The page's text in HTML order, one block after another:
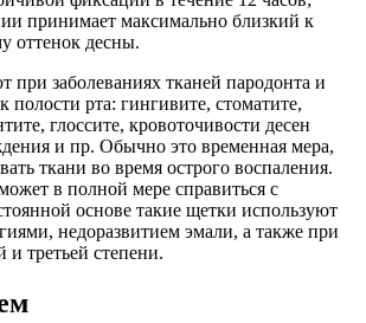
принимает максимально близкий к
оттенок десны.
при заболеваниях тканей пародонта и
полости рта: гингивите, стоматите,
глоссите, кровоточивости десен
и пр. Обычно это временная мера,
ткани во время острого воспаления.
в полной мере справиться с
основе такие щетки используют
недоразвитием эмали, а также при
и третьей степени.